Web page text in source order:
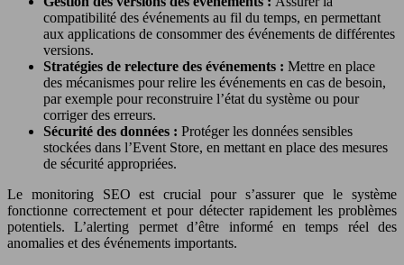
compatibilité des événements au fil du temps, en permettant
aux applications de consommer des événements de différentes
versions.
Stratégies de relecture des événements : Mettre en place
des mécanismes pour relire les événements en cas de besoin,
par exemple pour reconstruire l’état du système ou pour
corriger des erreurs.
Sécurité des données : Protéger les données sensibles
stockées dans l’Event Store, en mettant en place des mesures
de sécurité appropriées.
Le monitoring SEO est crucial pour s’assurer que le système
fonctionne correctement et pour détecter rapidement les problèmes
potentiels. L’alerting permet d’être informé en temps réel des
anomalies et des événements importants.